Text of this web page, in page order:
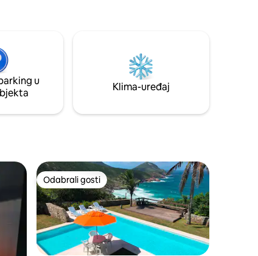
u
Klima-uređaj
Odabrali gosti
Odabrali gosti